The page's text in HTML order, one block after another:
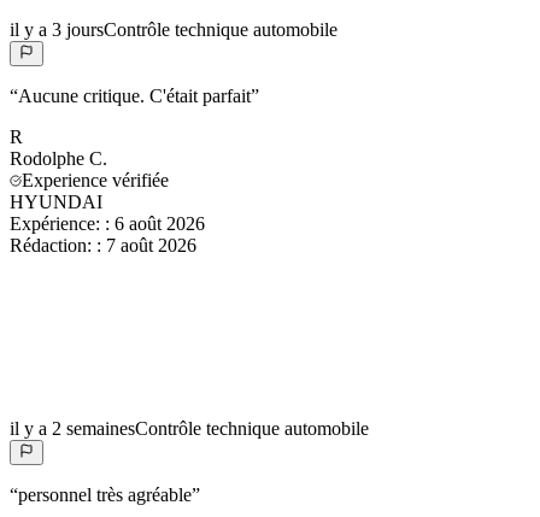
il y a 3 joursContrôle technique automobile
“Aucune critique. C'était parfait”
R
Rodolphe C.
Experience vérifiée
HYUNDAI
Expérience: : 6 août 2026
Rédaction: : 7 août 2026
il y a 2 semainesContrôle technique automobile
“personnel très agréable”